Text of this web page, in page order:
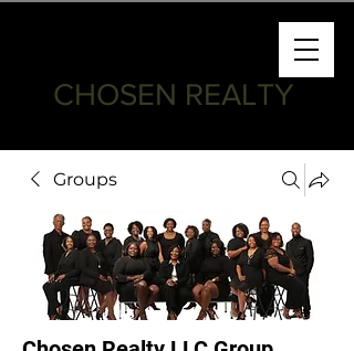
CHOSEN REALTY
Groups